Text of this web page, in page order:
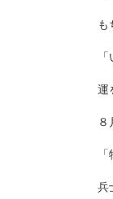
も
運
兵